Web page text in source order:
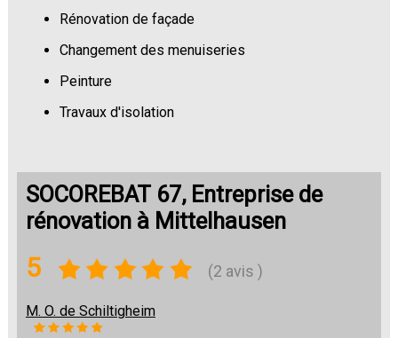
Rénovation de façade
Changement des menuiseries
Peinture
Travaux d'isolation
SOCOREBAT 67, Entreprise de
rénovation à Mittelhausen
5 (2 avis )
M. O. de Schiltigheim